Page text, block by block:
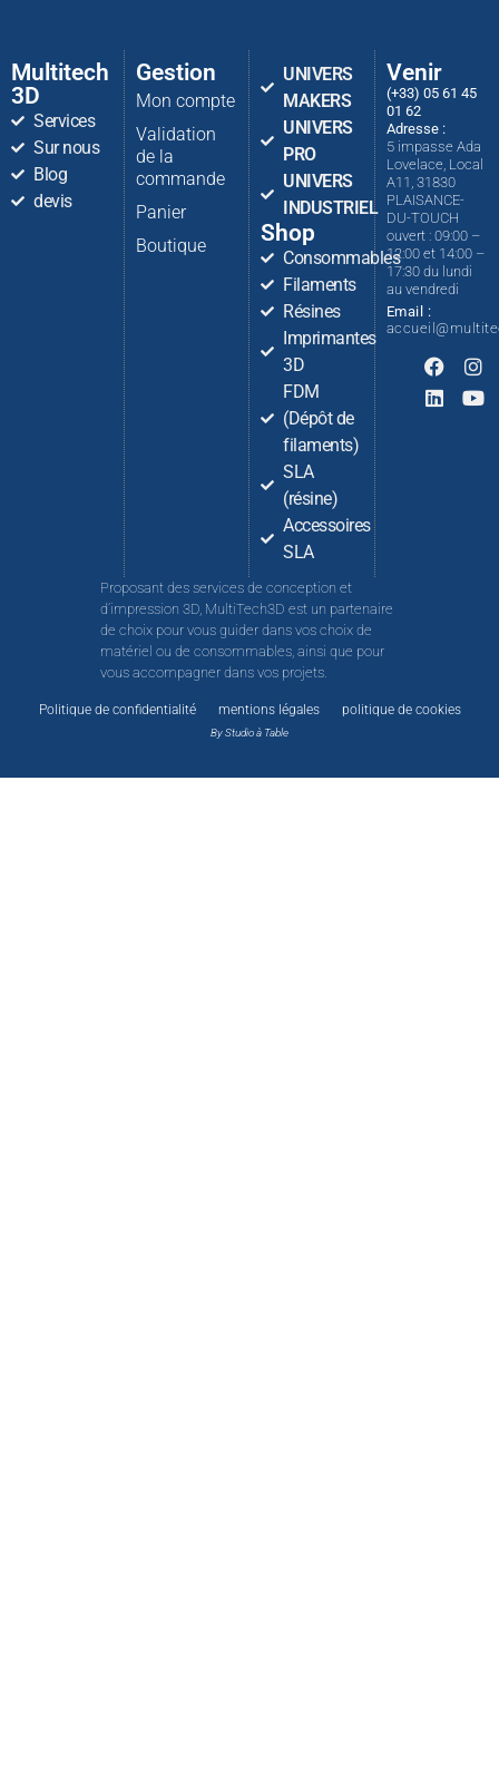
Multitech
3D
Services
Sur nous
Blog
devis
Gestion
Mon compte
Validation
de la
commande
Panier
Boutique
UNIVERS
MAKERS
UNIVERS
PRO
UNIVERS
INDUSTRIEL
Shop
Consommables
Filaments
Résines
Imprimantes
3D
FDM
(Dépôt de
filaments)
SLA
(résine)
Accessoires
SLA
Venir
(+33) 05 61 45
01 62
Adresse :
5 impasse Ada
Lovelace, Local
A11, 31830
PLAISANCE-
DU-TOUCH
ouvert : 09:00 –
12:00 et 14:00 –
17:30 du lundi
au vendredi
Email :
Proposant des services de conception et
d’impression 3D, MultiTech3D est un partenaire
de choix pour vous guider dans vos choix de
matériel ou de consommables, ainsi que pour
vous accompagner dans vos projets.
Politique de confidentialité mentions légales politique de cookies
By Studio à Table